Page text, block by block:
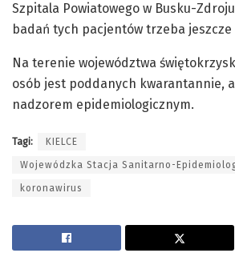
Szpitala Powiatowego w Busku-
badań tych pacjentów trzeba jeszcze
Na terenie województwa
osób jest poddanych kwarantannie,
nadzorem epidemiologicznym.
Tagi: KIELCE
Wojewódzka Stacja Sanitarno-
koronawirus